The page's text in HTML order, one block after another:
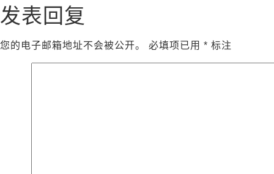
发表回复
您的电子邮箱地址不会被公开。 必填项已用 * 标注